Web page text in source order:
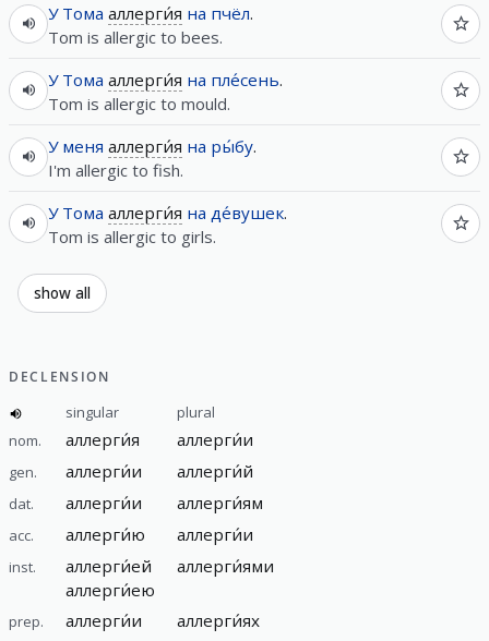
У Тома аллерги́я на пчёл.
Tom is allergic to bees.
У Тома аллерги́я на пле́сень.
Tom is allergic to mould.
У меня аллерги́я на ры́бу.
I'm allergic to fish.
У Тома аллерги́я на де́вушек.
Tom is allergic to girls.
show all
DECLENSION
singular
plural
nom.
аллерги́я аллерги́и
gen. аллерги́и аллерги́й
dat. аллерги́и аллерги́ям
acc. аллерги́ю аллерги́и
inst.
аллерги́ей
аллерги́ею
аллерги́ями
prep. аллерги́и аллерги́ях